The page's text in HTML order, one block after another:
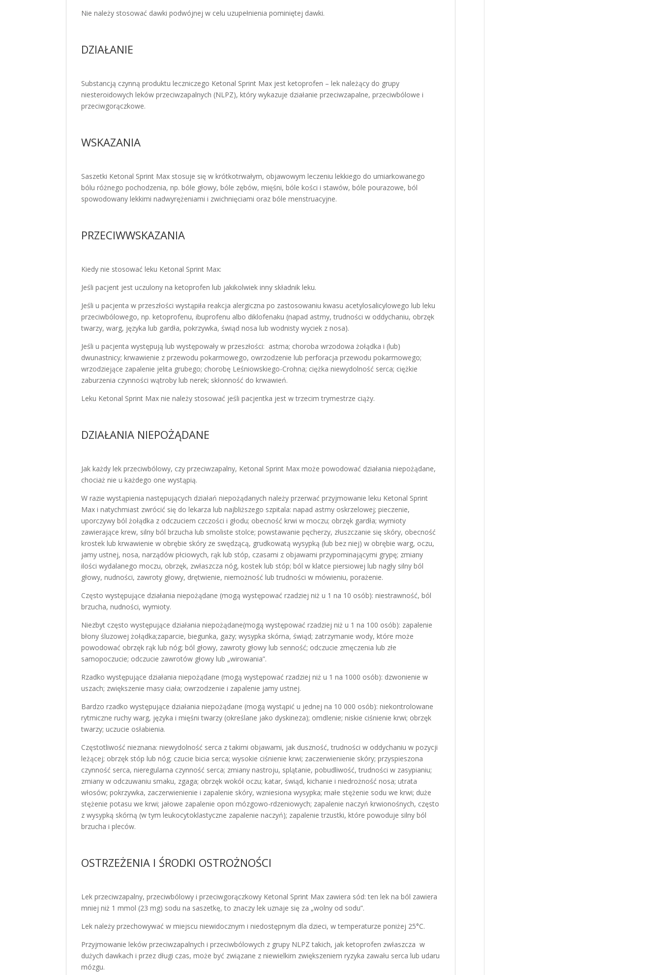
Nie należy stosować dawki podwójnej w celu uzupełnienia pominiętej dawki.
DZIAŁANIE
Substancją czynną produktu leczniczego Ketonal Sprint Max jest ketoprofen – lek należący do grupy
niesteroidowych leków przeciwzapalnych (NLPZ), który wykazuje działanie przeciwzapalne, przeciwbólowe i
przeciwgorączkowe.
WSKAZANIA
Saszetki Ketonal Sprint Max stosuje się w krótkotrwałym, objawowym leczeniu lekkiego do umiarkowanego
bólu różnego pochodzenia, np. bóle głowy, bóle zębów, mięśni, bóle kości i stawów, bóle pourazowe, ból
spowodowany lekkimi nadwyrężeniami i zwichnięciami oraz bóle menstruacyjne.
PRZECIWWSKAZANIA
Kiedy nie stosować leku Ketonal Sprint Max:
Jeśli pacjent jest uczulony na ketoprofen lub jakikolwiek inny składnik leku.
Jeśli u pacjenta w przeszłości wystąpiła reakcja alergiczna po zastosowaniu kwasu acetylosalicylowego lub leku
przeciwbólowego, np. ketoprofenu, ibuprofenu albo diklofenaku (napad astmy, trudności w oddychaniu, obrzęk
twarzy, warg, języka lub gardła, pokrzywka, świąd nosa lub wodnisty wyciek z nosa).
Jeśli u pacjenta występują lub występowały w przeszłości: astma; choroba wrzodowa żołądka i (lub)
dwunastnicy; krwawienie z przewodu pokarmowego, owrzodzenie lub perforacja przewodu pokarmowego;
wrzodziejące zapalenie jelita grubego; chorobę Leśniowskiego-Crohna; ciężka niewydolność serca; ciężkie
zaburzenia czynności wątroby lub nerek; skłonność do krwawień.
Leku Ketonal Sprint Max nie należy stosować jeśli pacjentka jest w trzecim trymestrze ciąży.
DZIAŁANIA NIEPOŻĄDANE
Jak każdy lek przeciwbólowy, czy przeciwzapalny, Ketonal Sprint Max może powodować działania niepożądane,
chociaż nie u każdego one wystąpią.
W razie wystąpienia następujących działań niepożądanych należy przerwać przyjmowanie leku Ketonal Sprint
Max i natychmiast zwrócić się do lekarza lub najbliższego szpitala: napad astmy oskrzelowej; pieczenie,
uporczywy ból żołądka z odczuciem czczości i głodu; obecność krwi w moczu; obrzęk gardła; wymioty
zawierające krew, silny ból brzucha lub smoliste stolce; powstawanie pęcherzy, złuszczanie się skóry, obecność
krostek lub krwawienie w obrębie skóry ze swędzącą, grudkowatą wysypką (lub bez niej) w obrębie warg, oczu,
jamy ustnej, nosa, narządów płciowych, rąk lub stóp, czasami z objawami przypominającymi grypę; zmiany
ilości wydalanego moczu, obrzęk, zwłaszcza nóg, kostek lub stóp; ból w klatce piersiowej lub nagły silny ból
głowy, nudności, zawroty głowy, drętwienie, niemożność lub trudności w mówieniu, porażenie.
Często występujące działania niepożądane (mogą występować rzadziej niż u 1 na 10 osób): niestrawność, ból
brzucha, nudności, wymioty.
Niezbyt często występujące działania niepożądane(mogą występować rzadziej niż u 1 na 100 osób): zapalenie
błony śluzowej żołądka;zaparcie, biegunka, gazy; wysypka skórna, świąd; zatrzymanie wody, które może
powodować obrzęk rąk lub nóg; ból głowy, zawroty głowy lub senność; odczucie zmęczenia lub złe
samopoczucie; odczucie zawrotów głowy lub „wirowania”.
Rzadko występujące działania niepożądane (mogą występować rzadziej niż u 1 na 1000 osób): dzwonienie w
uszach; zwiększenie masy ciała; owrzodzenie i zapalenie jamy ustnej.
Bardzo rzadko występujące działania niepożądane (mogą wystąpić u jednej na 10 000 osób): niekontrolowane
rytmiczne ruchy warg, języka i mięśni twarzy (określane jako dyskineza); omdlenie; niskie ciśnienie krwi; obrzęk
twarzy; uczucie osłabienia.
Częstotliwość nieznana: niewydolność serca z takimi objawami, jak duszność, trudności w oddychaniu w pozycji
leżącej; obrzęk stóp lub nóg; czucie bicia serca; wysokie ciśnienie krwi; zaczerwienienie skóry; przyspieszona
czynność serca, nieregularna czynność serca; zmiany nastroju, splątanie, pobudliwość, trudności w zasypianiu;
zmiany w odczuwaniu smaku, zgaga; obrzęk wokół oczu; katar, świąd, kichanie i niedrożność nosa; utrata
włosów; pokrzywka, zaczerwienienie i zapalenie skóry, wzniesiona wysypka; małe stężenie sodu we krwi; duże
stężenie potasu we krwi; jałowe zapalenie opon mózgowo-rdzeniowych; zapalenie naczyń krwionośnych, często
z wysypką skórną (w tym leukocytoklastyczne zapalenie naczyń); zapalenie trzustki, które powoduje silny ból
brzucha i pleców.
OSTRZEŻENIA I ŚRODKI OSTROŻNOŚCI
Lek przeciwzapalny, przeciwbólowy i przeciwgorączkowy Ketonal Sprint Max zawiera sód: ten lek na ból zawiera
mniej niż 1 mmol (23 mg) sodu na saszetkę, to znaczy lek uznaje się za „wolny od sodu”.
Lek należy przechowywać w miejscu niewidocznym i niedostępnym dla dzieci, w temperaturze poniżej 25°C.
Przyjmowanie leków przeciwzapalnych i przeciwbólowych z grupy NLPZ takich, jak ketoprofen zwłaszcza w
dużych dawkach i przez długi czas, może być związane z niewielkim zwiększeniem ryzyka zawału serca lub udaru
mózgu.